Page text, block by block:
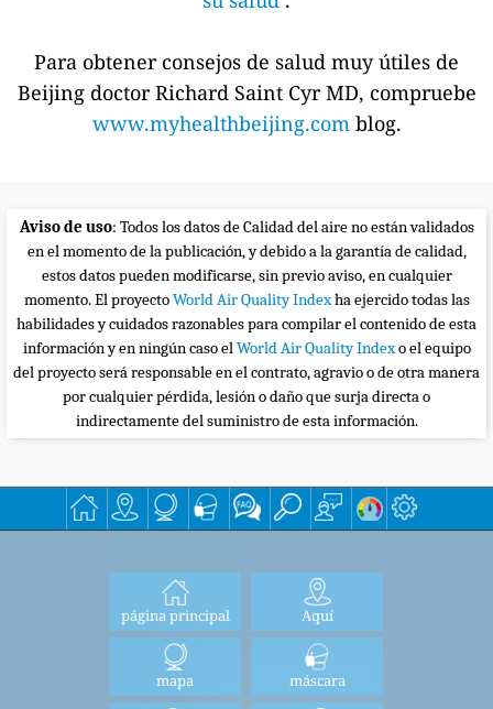
Para obtener consejos de salud muy útiles de
Beijing doctor Richard Saint Cyr MD, compruebe
www.myhealthbeijing.com blog.
Aviso de uso: Todos los datos de Calidad del aire no están validados
en el momento de la publicación, y debido a la garantía de calidad,
estos datos pueden modificarse, sin previo aviso, en cualquier
momento. El proyectoWorld Air Quality Indexha ejercido todas las
habilidades y cuidados razonables para compilar el contenido de esta
información y en ningún caso elWorld Air Quality Indexo el equipo
del proyecto será responsable en el contrato, agravio o de otra manera
por cualquier pérdida, lesión o daño que surja directa o
indirectamente del suministro de esta información.
página principal Aquí
mapa máscara